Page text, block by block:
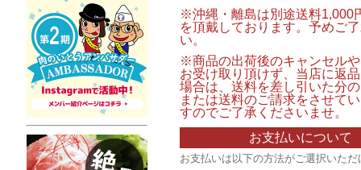
※沖縄・離島は別途送料1,000
を頂戴しております。予めご
い。
※商品の出荷後のキャンセル
お受け取り頂けず、当店に返
場合は、送料を差し引いた分
または送料のご請求をさせて
すのでご了承くださいませ。
お支払いについて
お支払いは以下の方法がご選択いただ